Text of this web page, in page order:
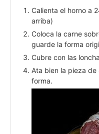
Calienta el horno a
arriba)
Coloca la carne
guarde la forma
Cubre con las
Ata bien la pieza
forma.